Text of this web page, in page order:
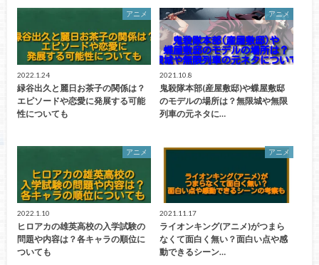
アニメ
2022.1.24
緑谷出久と麗日お茶子の関係は？
エピソードや恋愛に発展する可能
性についても
アニメ
2021.10.8
鬼殺隊本部(産屋敷邸)や蝶屋敷邸
のモデルの場所は？無限城や無限
列車の元ネタに…
アニメ
2022.1.10
ヒロアカの雄英高校の入学試験の
問題や内容は？各キャラの順位に
ついても
アニメ
2021.11.17
ライオンキング(アニメ)がつまら
なくて面白く無い？面白い点や感
動できるシーン…